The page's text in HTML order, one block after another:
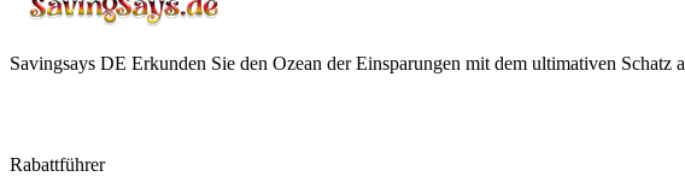
Savingsays DE Erkunden Sie den Ozean der Einsparungen mit dem ultimativen
Rabattführer